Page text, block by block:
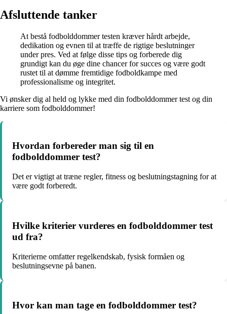
Afsluttende tanker
At bestå fodbolddommer testen kræver hårdt arbejde,
dedikation og evnen til at træffe de rigtige beslutninger
under pres. Ved at følge disse tips og forberede dig
grundigt kan du øge dine chancer for succes og være godt
rustet til at dømme fremtidige fodboldkampe med
professionalisme og integritet.
Vi ønsker dig al held og lykke med din fodbolddommer test og din
karriere som fodbolddommer!
Hvordan forbereder man sig til en
fodbolddommer test?
Det er vigtigt at træne regler, fitness og beslutningstagning for at
være godt forberedt.
Hvilke kriterier vurderes en fodbolddommer test
ud fra?
Kriterierne omfatter regelkendskab, fysisk formåen og
beslutningsevne på banen.
Hvor kan man tage en fodbolddommer test?